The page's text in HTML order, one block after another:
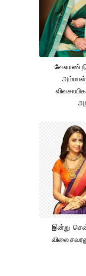
வேளாண்
அம்மாள்
இன்று
விலை